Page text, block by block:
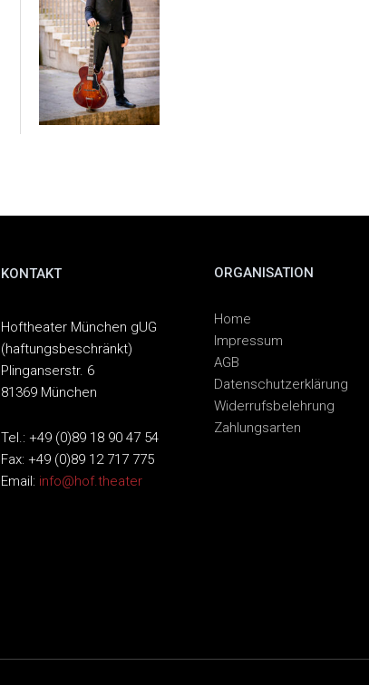
KONTAKT
Hoftheater München gUG
(haftungsbeschränkt)
Plinganserstr. 6
81369 München
Tel.: +49 (0)89 18 90 47 54
Fax: +49 (0)89 12 717 775
Email: info@hof.theater
ORGANISATION
Home
Impressum
AGB
Datenschutzerklärung
Widerrufsbelehrung
Zahlungsarten